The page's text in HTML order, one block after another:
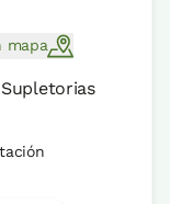
mapa